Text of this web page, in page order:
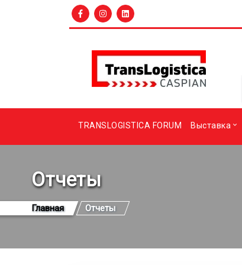
TRANSLOGISTICA FORUM Выставка
Отчеты
Главная Отчеты